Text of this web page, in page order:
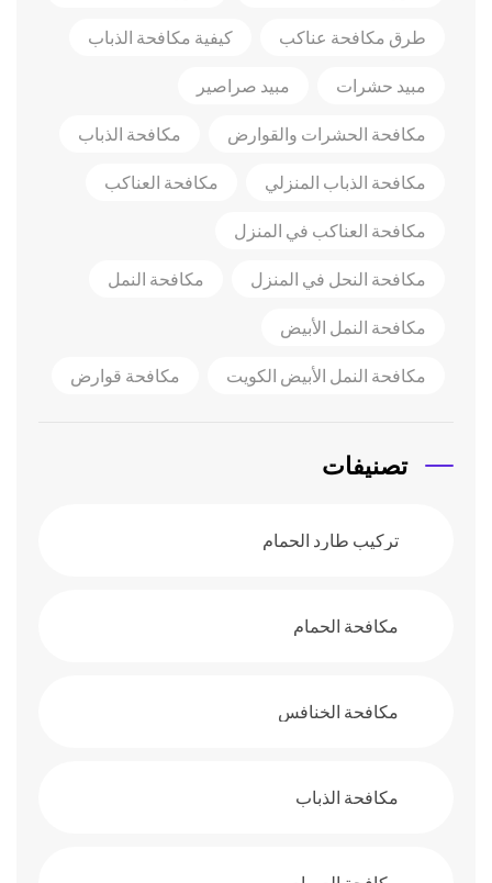
طرق مكافحة عناكب كيفية مكافحة الذباب
مبيد حشرات مبيد صراصير
مكافحة الحشرات والقوارض مكافحة الذباب
مكافحة الذباب المنزلي مكافحة العناكب
مكافحة العناكب في المنزل
مكافحة النحل في المنزل مكافحة النمل
مكافحة النمل الأبيض
مكافحة النمل الأبيض الكويت مكافحة قوارض
تصنيفات
تركيب طارد الحمام
مكافحة الحمام
مكافحة الخنافس
مكافحة الذباب